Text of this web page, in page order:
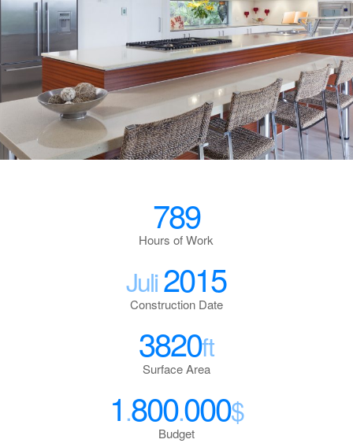
789
Hours of Work
Juli2015
Construction Date
3820ft
Surface Area
1.800.000$
Budget